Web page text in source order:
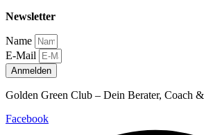
Newsletter
Name
E-Mail
Anmelden
Golden Green Club – Dein Berater, Coach
Facebook